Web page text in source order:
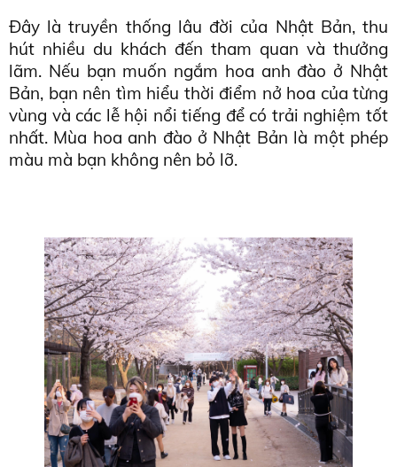
Đây là truyền thống lâu đời của Nhật Bản, thu
hút nhiều du khách đến tham quan và thưởng
lãm. Nếu bạn muốn ngắm hoa anh đào ở Nhật
Bản, bạn nên tìm hiểu thời điểm nở hoa của từng
vùng và các lễ hội nổi tiếng để có trải nghiệm tốt
nhất. Mùa hoa anh đào ở Nhật Bản là một phép
màu mà bạn không nên bỏ lỡ.